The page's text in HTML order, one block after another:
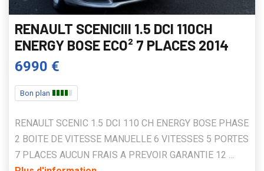
RENAULT SCENICIII 1.5 DCI 110CH
ENERGY BOSE ECO² 7 PLACES 2014
6990 €
Bon plan
RENAULT SCENIC 1.5 DCI 110 CH ENERGY BOSE PHASE
2 BOITE DE VITESSE MANUELLE 6 VITESSES 5 PORTES
7 PLACES AUCUN FRAIS A PREVOIR GARANTIE 12 ...